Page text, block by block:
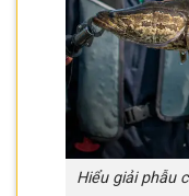
Hiểu giải phẫu